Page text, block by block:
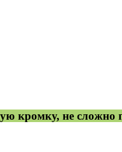
кромку, не сложно